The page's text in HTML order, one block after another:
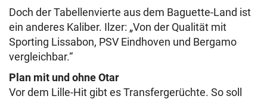
Doch der Tabellenvierte aus dem Baguette-Land ist
ein anderes Kaliber. Ilzer: „Von der Qualität mit
Sporting Lissabon, PSV Eindhoven und Bergamo
vergleichbar.“
Plan mit und ohne Otar
Vor dem Lille-Hit gibt es Transfergerüchte. So soll